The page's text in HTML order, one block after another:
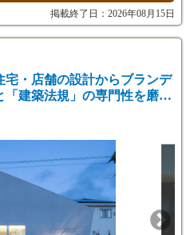
ごとに給与額を最適化し、経験や能力
上で決定いたします。
力、勤務地を考慮の上で決定いたし
スされます。
（3ヶ月）あり。その間の給与・待遇
ムで案件を担当。一人に負担が偏らな
もお願いしたい」と指名をもらえるほ
掲載終了日：2026年08月15日
宅・店舗の設計からブランデ
「建築法規」の専門性を磨く